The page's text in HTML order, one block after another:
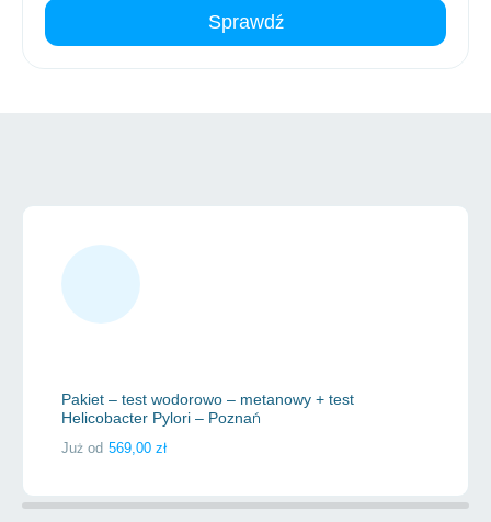
Sprawdź
Pakiet – test wodorowo – metanowy + test
Helicobacter Pylori – Poznań
Już od 569,00 zł